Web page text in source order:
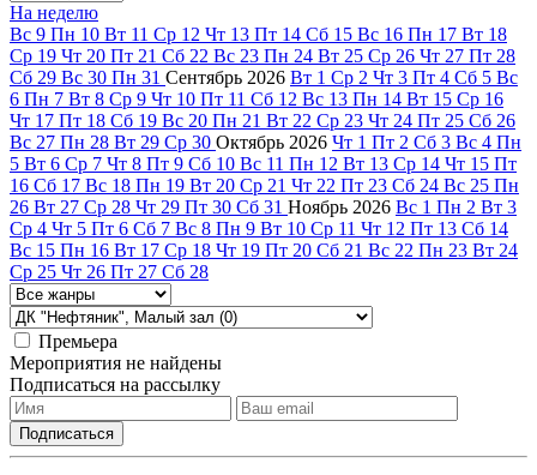
На неделю
Вс 9 Пн 10 Вт 11 Ср 12 Чт 13 Пт 14 Сб 15 Вс 16 Пн 17 Вт 18
Ср 19 Чт 20 Пт 21 Сб 22 Вс 23 Пн 24 Вт 25 Ср 26 Чт 27 Пт 28
Сб 29 Вс 30 Пн 31 Сентябрь 2026 Вт 1 Ср 2 Чт 3 Пт 4 Сб 5 Вс
6 Пн 7 Вт 8 Ср 9 Чт 10 Пт 11 Сб 12 Вс 13 Пн 14 Вт 15 Ср 16
Чт 17 Пт 18 Сб 19 Вс 20 Пн 21 Вт 22 Ср 23 Чт 24 Пт 25 Сб 26
Вс 27 Пн 28 Вт 29 Ср 30 Октябрь 2026 Чт 1 Пт 2 Сб 3 Вс 4 Пн
5 Вт 6 Ср 7 Чт 8 Пт 9 Сб 10 Вс 11 Пн 12 Вт 13 Ср 14 Чт 15 Пт
16 Сб 17 Вс 18 Пн 19 Вт 20 Ср 21 Чт 22 Пт 23 Сб 24 Вс 25 Пн
26 Вт 27 Ср 28 Чт 29 Пт 30 Сб 31 Ноябрь 2026 Вс 1 Пн 2 Вт 3
Ср 4 Чт 5 Пт 6 Сб 7 Вс 8 Пн 9 Вт 10 Ср 11 Чт 12 Пт 13 Сб 14
Вс 15 Пн 16 Вт 17 Ср 18 Чт 19 Пт 20 Сб 21 Вс 22 Пн 23 Вт 24
Ср 25 Чт 26 Пт 27 Сб 28
Премьера
Мероприятия не найдены
Подписаться на рассылку